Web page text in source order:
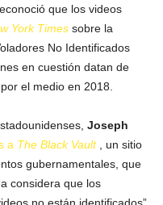
que los videos
York Times sobre la
No Identificados
en cuestión datan de
el medio en 2018.
Joseph
a The Black Vault, un sitio
gubernamentales, que
considera que los